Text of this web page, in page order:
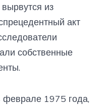
из
акт
собственные
феврале 1975 года,